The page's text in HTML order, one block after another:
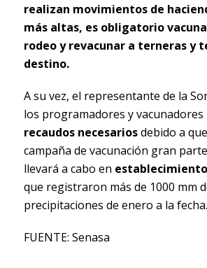
realizan movimientos de
más altas, es obligatorio
rodeo y revacunar a terneras y
destino.
A su vez, el representante de la
los programadores y vacunadores
recaudos necesariosdebido a
campaña de vacunación gran
llevará a cabo en
que registraron más de 1000 mm
precipitaciones de enero a la fecha.
FUENTE: Senasa